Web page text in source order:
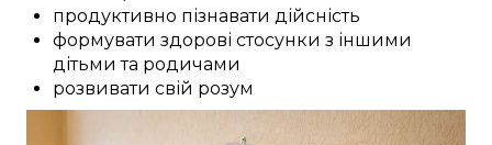
продуктивно пізнавати дійсність
формувати здорові стосунки з іншими
дітьми та родичами
розвивати свій розум